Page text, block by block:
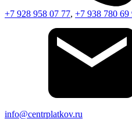
+7 928 958 07 77, +7 938 780 69
info@centrplatkov.ru